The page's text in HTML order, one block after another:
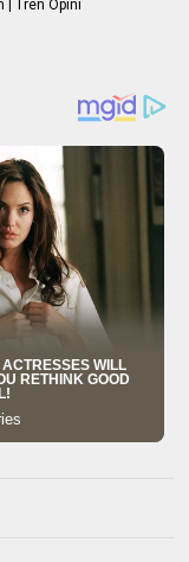
| Tren Opini